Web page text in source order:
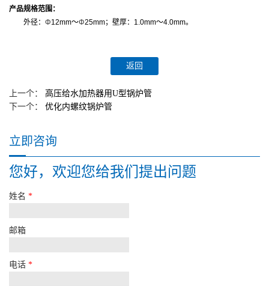
产品规格范围：
外径： Φ12mm～Φ25mm；壁厚：1.0mm～4.0mm。
上一个： 高压给水加热器用U型锅炉管
下一个： 优化内螺纹锅炉管
立即咨询
您好，欢迎您给我们提出问题
姓名 *
邮箱
电话 *